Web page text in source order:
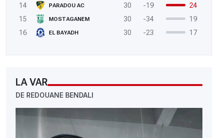
14
PARADOU AC 30 -19
24
15
MOSTAGANEM 30 -34
19
16
EL BAYADH 30 -23 17
LA VAR
DE REDOUANE BENDALI